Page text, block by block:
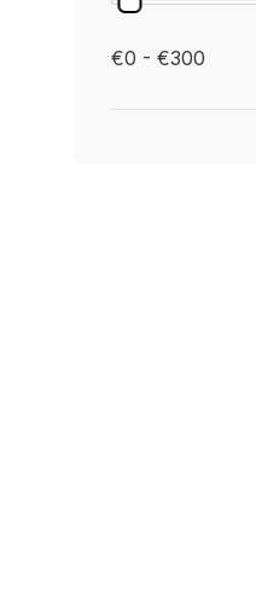
€0 - €300